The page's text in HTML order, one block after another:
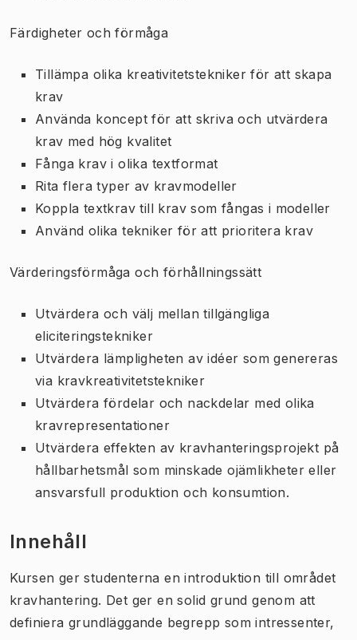
Färdigheter och förmåga
Tillämpa olika kreativitetstekniker för att skapa
krav
Använda koncept för att skriva och utvärdera
krav med hög kvalitet
Fånga krav i olika textformat
Rita flera typer av kravmodeller
Koppla textkrav till krav som fångas i modeller
Använd olika tekniker för att prioritera krav
Värderingsförmåga och förhållningssätt
Utvärdera och välj mellan tillgängliga
eliciteringstekniker
Utvärdera lämpligheten av idéer som genereras
via kravkreativitetstekniker
Utvärdera fördelar och nackdelar med olika
kravrepresentationer
Utvärdera effekten av kravhanteringsprojekt på
hållbarhetsmål som minskade ojämlikheter eller
ansvarsfull produktion och konsumtion.
Innehåll
Kursen ger studenterna en introduktion till området
kravhantering. Det ger en solid grund genom att
definiera grundläggande begrepp som intressenter,